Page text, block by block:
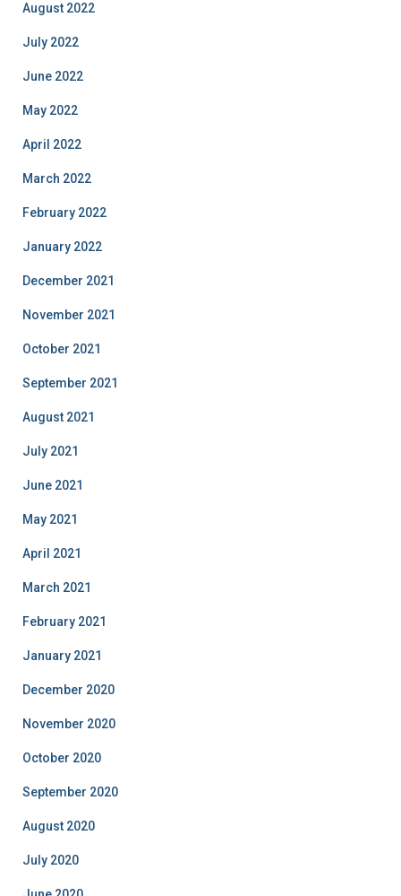
August 2022
July 2022
June 2022
May 2022
April 2022
March 2022
February 2022
January 2022
December 2021
November 2021
October 2021
September 2021
August 2021
July 2021
June 2021
May 2021
April 2021
March 2021
February 2021
January 2021
December 2020
November 2020
October 2020
September 2020
August 2020
July 2020